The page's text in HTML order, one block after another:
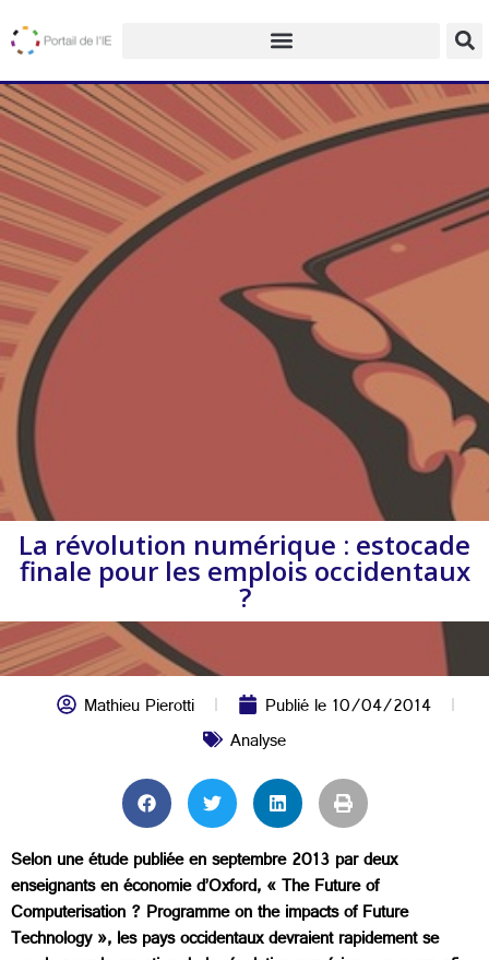
La révolution numérique : estocade
finale pour les emplois occidentaux
?
Mathieu Pierotti Publié le10/04/2014
Analyse
Selon une étude publiée en septembre 2013 par deux
enseignants en économie d’Oxford, « The Future of
Computerisation ? Programme on the impacts of Future
Technology », les pays occidentaux devraient rapidement se